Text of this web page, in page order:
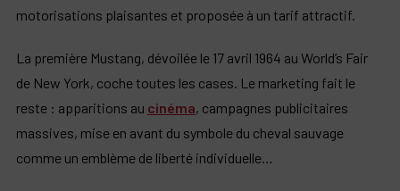
motorisations plaisantes et proposée à un tarif attractif.
La première Mustang, dévoilée le 17 avril 1964 au World’s Fair
de New York, coche toutes les cases. Le marketing fait le
reste : apparitions au cinéma, campagnes publicitaires
massives, mise en avant du symbole du cheval sauvage
comme un emblème de liberté individuelle…